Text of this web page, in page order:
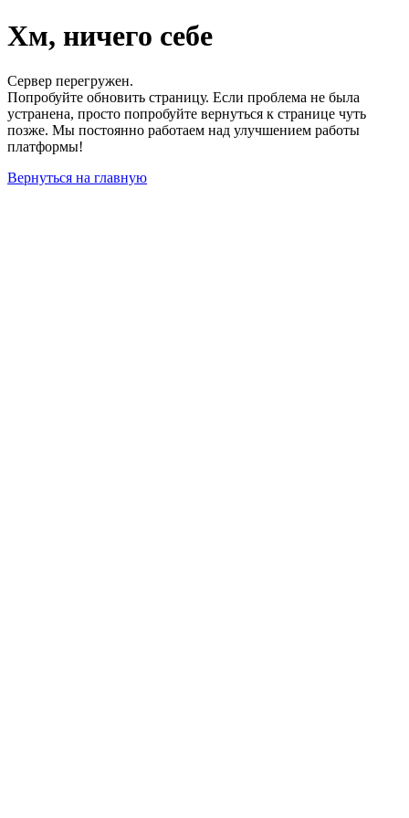
Хм, ничего себе
Сервер перегружен.
Попробуйте обновить страницу. Если проблема не была
устранена, просто попробуйте вернуться к странице чуть
позже. Мы постоянно работаем над улучшением работы
платформы!
Вернуться на главную